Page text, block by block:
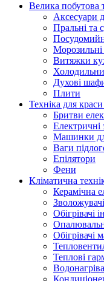
Велика побутова
Аксесуари
Пральні та
Витяжки
Духові
Плити
Техніка для
Бритви
Електричні
Машинки
Ваги
Епілятори
Фени
Кліматична
Керамічна
Обігрівачі
Обігрівачі
Теплові